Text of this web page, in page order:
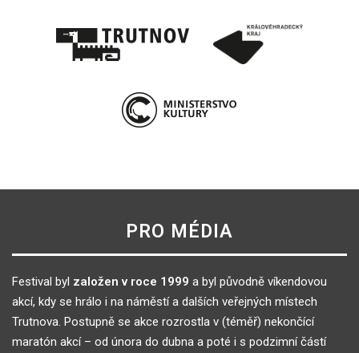
PRO MÉDIA
Festival byl založen v roce 1999 a byl původně víkendovou
akcí, kdy se hrálo i na náměstí a dalších veřejných místech
Trutnova. Postupně se akce rozrostla v (téměř) nekončící
maratón akcí – od února do dubna a poté i s podzimní částí